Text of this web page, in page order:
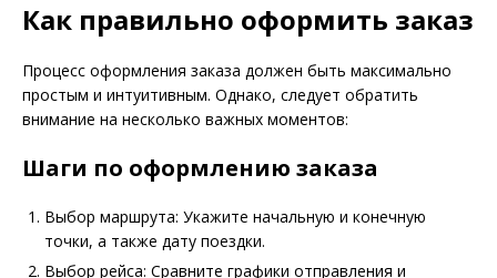
Как правильно оформить заказ
Процесс оформления заказа должен быть максимально
простым и интуитивным. Однако, следует обратить
внимание на несколько важных моментов:
Шаги по оформлению заказа
Выбор маршрута: Укажите начальную и конечную
точки, а также дату поездки.
Выбор рейса: Сравните графики отправления и